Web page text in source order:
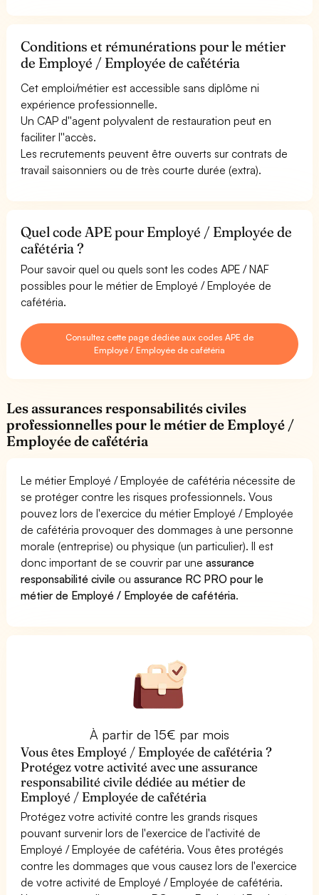
Conditions et rémunérations pour le métier
de Employé / Employée de cafétéria
Cet emploi/métier est accessible sans diplôme ni
expérience professionnelle.
Un CAP d''agent polyvalent de restauration peut en
faciliter l''accès.
Les recrutements peuvent être ouverts sur contrats de
travail saisonniers ou de très courte durée (extra).
Quel code APE pour Employé / Employée de
cafétéria ?
Pour savoir quel ou quels sont les codes APE / NAF
possibles pour le métier de Employé / Employée de
cafétéria.
Consultez cette page dédiée aux codes APE de
Employé / Employée de cafétéria
Les assurances responsabilités civiles
professionnelles pour le métier de Employé /
Employée de cafétéria
Le métier Employé / Employée de cafétéria nécessite de
se protéger contre les risques professionnels. Vous
pouvez lors de l'exercice du métier Employé / Employée
de cafétéria provoquer des dommages à une personne
morale (entreprise) ou physique (un particulier). Il est
donc important de se couvrir par uneassurance
responsabilité civile ouassurance RC PRO pour le
métier de Employé / Employée de cafétéria.
À partir de 15€ par mois
Vous êtes Employé / Employée de cafétéria ?
Protégez votre activité avec une assurance
responsabilité civile dédiée au métier de
Employé / Employée de cafétéria
Protégez votre activité contre les grands risques
pouvant survenir lors de l'exercice de l'activité de
Employé / Employée de cafétéria. Vous êtes protégés
contre les dommages que vous causez lors de l'exercice
de votre activité de Employé / Employée de cafétéria.